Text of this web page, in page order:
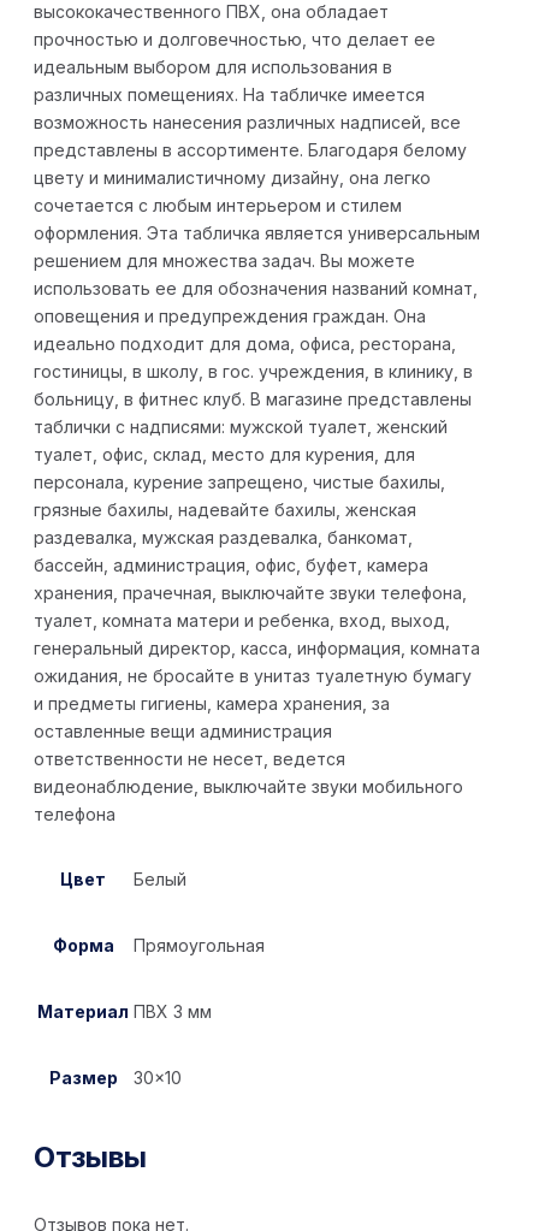
высококачественного ПВХ, она обладает
прочностью и долговечностью, что делает ее
идеальным выбором для использования в
различных помещениях. На табличке имеется
возможность нанесения различных надписей, все
представлены в ассортименте. Благодаря белому
цвету и минималистичному дизайну, она легко
сочетается с любым интерьером и стилем
оформления. Эта табличка является универсальным
решением для множества задач. Вы можете
использовать ее для обозначения названий комнат,
оповещения и предупреждения граждан. Она
идеально подходит для дома, офиса, ресторана,
гостиницы, в школу, в гос. учреждения, в клинику, в
больницу, в фитнес клуб. В магазине представлены
таблички с надписями: мужской туалет, женский
туалет, офис, склад, место для курения, для
персонала, курение запрещено, чистые бахилы,
грязные бахилы, надевайте бахилы, женская
раздевалка, мужская раздевалка, банкомат,
бассейн, администрация, офис, буфет, камера
хранения, прачечная, выключайте звуки телефона,
туалет, комната матери и ребенка, вход, выход,
генеральный директор, касса, информация, комната
ожидания, не бросайте в унитаз туалетную бумагу
и предметы гигиены, камера хранения, за
оставленные вещи администрация
ответственности не несет, ведется
видеонаблюдение, выключайте звуки мобильного
телефона
Цвет Белый
Форма Прямоугольная
Материал ПВХ 3 мм
Размер 30×10
Отзывы
Отзывов пока нет.